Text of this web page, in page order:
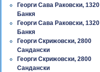
Георги Сава Раковски, 1320
Банкя
Георги Сава Раковски, 1320
Банкя
Георги Скрижовски, 2800
Сандански
Георги Скрижовски, 2800
Сандански